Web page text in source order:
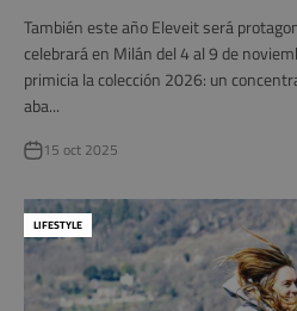
También este año Eleveit será
celebrará en Milán del 4 al 9 de
primicia la colección 2026: un
aba...
15 oct 2025
LIFESTYLE